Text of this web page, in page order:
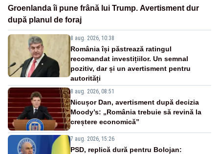
Groenlanda îi pune frână lui Trump. Avertisment dur
după planul de foraj
8 aug. 2026, 10:38
România își păstrează ratingul
recomandat investițiilor. Un semnal
pozitiv, dar și un avertisment pentru
autorități
8 aug. 2026, 08:51
Nicușor Dan, avertisment după decizia
Moody’s: „România trebuie să revină la
creștere economică”
7 aug. 2026, 15:26
PSD, replică dură pentru Bolojan: